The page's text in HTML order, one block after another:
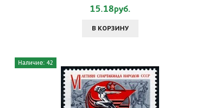
15.18руб.
В КОРЗИНУ
Наличие: 42